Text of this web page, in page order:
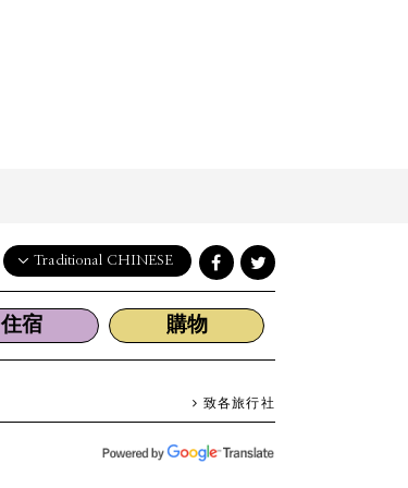
Traditional CHINESE
English
日本語
住宿 購物
致各旅行社